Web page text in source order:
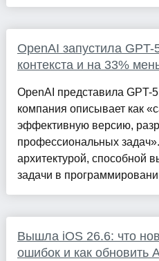
OpenAI запустила
контекста и на 33%
OpenAI представила GPT-
компания описывает как
эффективную версию,
профессиональных
архитектурой, способной
задачи в
Вышла iOS 26.6: что
ошибок и как обновить